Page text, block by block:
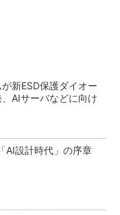
が新ESD保護ダイオー
、AIサーバなどに向け
AI設計時代」の序章